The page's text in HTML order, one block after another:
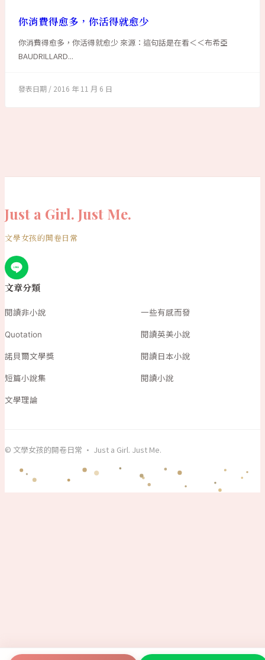
你消費得愈多，你活得就愈少
你消費得愈多，你活得就愈少 來源：這句話是在看＜＜布希亞
BAUDRILLARD...
2016 年 11 月 6 日
Just a Girl. Just Me.
文學女孩的開卷日常
文章分類
閱讀非小說 一些有感而發
Quotation 閱讀英美小說
諾貝爾文學獎 閱讀日本小說
短篇小說集 閱讀小說
文學理論
© 文學女孩的開卷日常 · Just a Girl. Just Me.